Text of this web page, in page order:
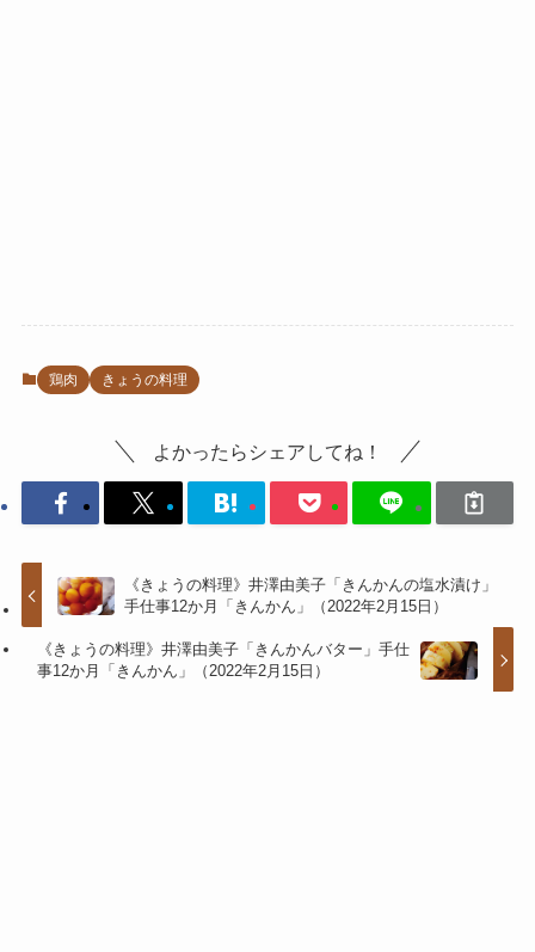
鶏肉 きょうの料理
よかったらシェアしてね！
《きょうの料理》井澤由美子「きんかんの塩水漬け」
手仕事12か月「きんかん」（2022年2月15日）
《きょうの料理》井澤由美子「きんかんバター」手仕
事12か月「きんかん」（2022年2月15日）